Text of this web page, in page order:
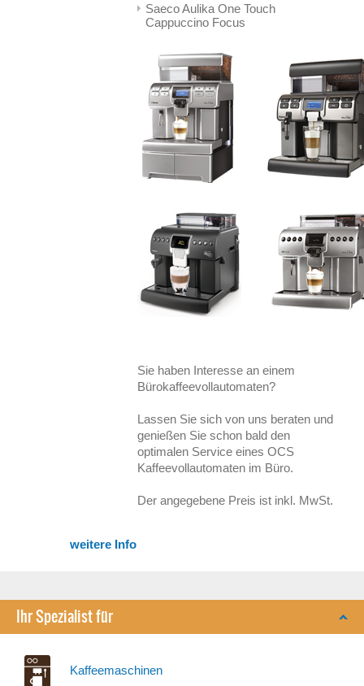
Saeco Aulika One Touch
Cappuccino Focus
Sie haben Interesse an einem
Bürokaffeevollautomaten?
Lassen Sie sich von uns beraten und
genießen Sie schon bald den
optimalen Service eines OCS
Kaffeevollautomaten im Büro.
Der angegebene Preis ist inkl. MwSt.
weitere Info
Ihr Spezialist für
Kaffeemaschinen